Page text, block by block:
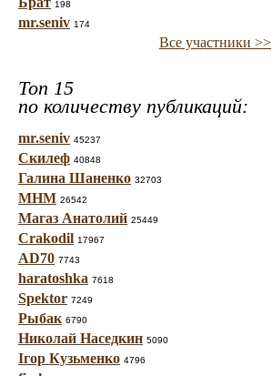
198
mr.seniv 174
Все участники >>
Топ 15
по количеству публикаций:
mr.seniv 45237
Скилеф 40848
Галина Шаненко 32703
МНМ 26542
Магаз Анатолий 25449
Crakodil 17967
AD70 7743
haratoshka 7618
Spektor 7249
Рыбак 6790
Николай Наседкин 5090
Ігор Кузьменко 4796